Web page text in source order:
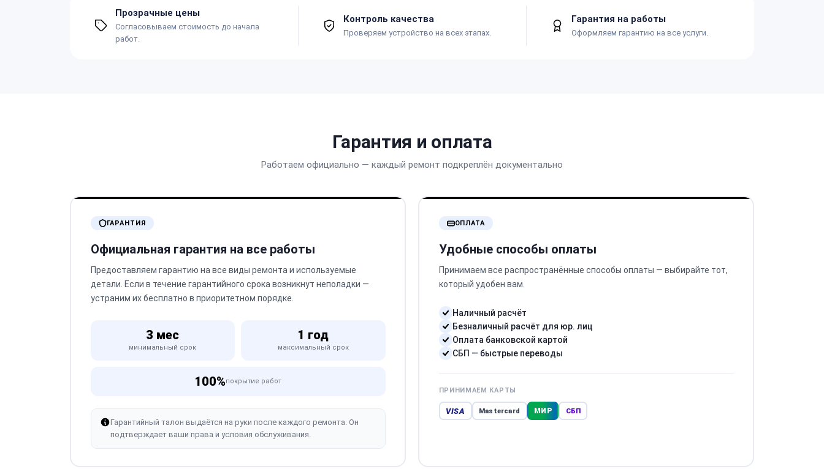
Прозрачные цены
Согласовываем стоимость до начала
работ.
Контроль качества
Проверяем устройство на всех этапах.
Гарантия на работы
Оформляем гарантию на все услуги.
Гарантия и оплата
Работаем официально — каждый ремонт подкреплён документально
ГАРАНТИЯ
Официальная гарантия на все работы
Предоставляем гарантию на все виды ремонта и используемые
детали. Если в течение гарантийного срока возникнут неполадки —
устраним их бесплатно в приоритетном порядке.
3 мес
минимальный срок
1 год
максимальный срок
100%покрытие работ
Гарантийный талон выдаётся на руки после каждого ремонта. Он
подтверждает ваши права и условия обслуживания.
ОПЛАТА
Удобные способы оплаты
Принимаем все распространённые способы оплаты — выбирайте тот,
который удобен вам.
Наличный расчёт
Безналичный расчёт для юр. лиц
Оплата банковской картой
СБП — быстрые переводы
ПРИНИМАЕМ КАРТЫ
VISA Mastercard МИР СБП